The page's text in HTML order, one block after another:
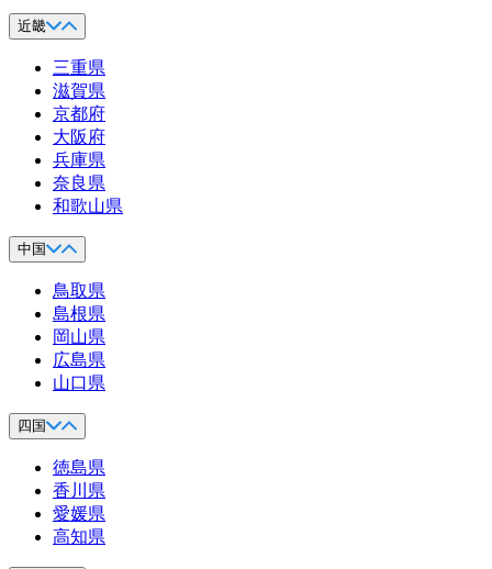
近畿
三重県
滋賀県
京都府
大阪府
兵庫県
奈良県
和歌山県
中国
鳥取県
島根県
岡山県
広島県
山口県
四国
徳島県
香川県
愛媛県
高知県